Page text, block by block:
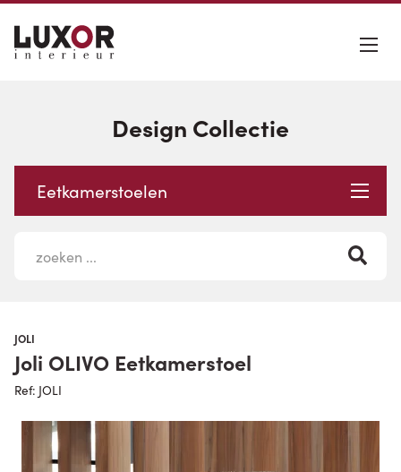
Design Collectie
Eetkamerstoelen
JOLI
Joli OLIVO Eetkamerstoel
Ref: JOLI